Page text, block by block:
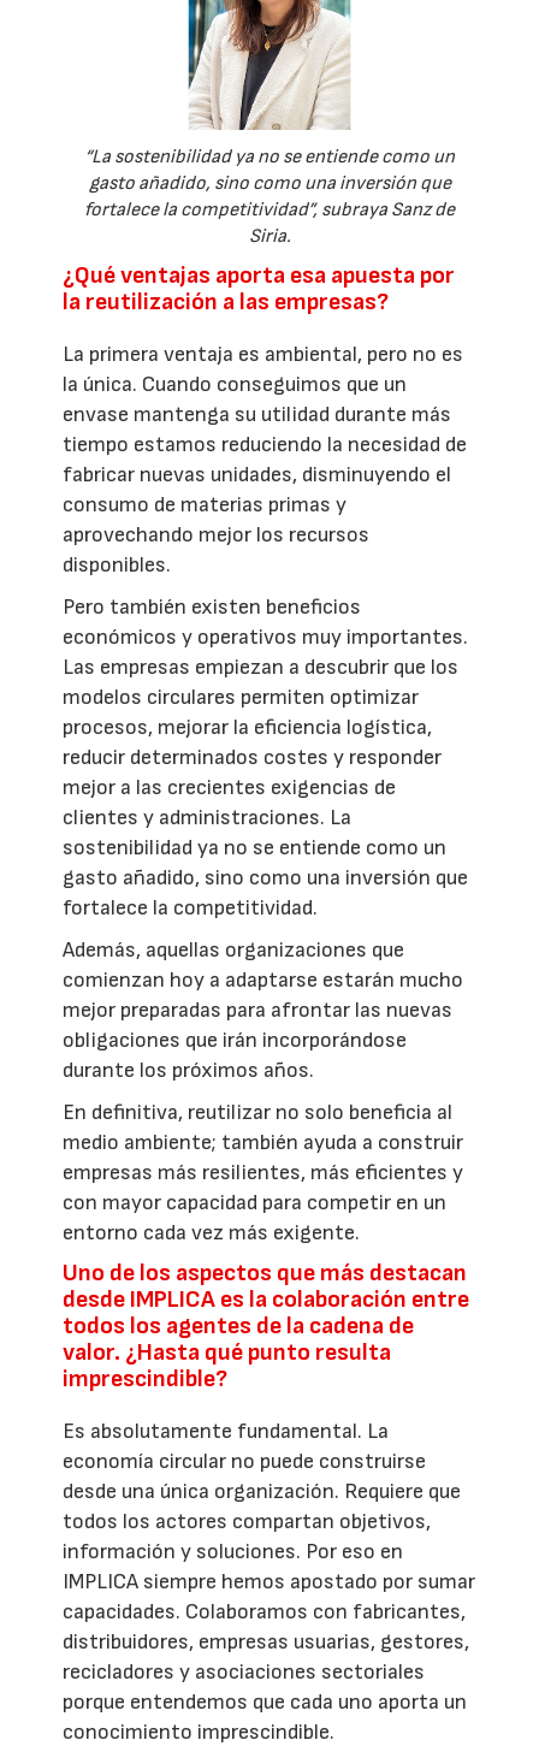
“La sostenibilidad ya no se entiende como un
gasto añadido, sino como una inversión que
fortalece la competitividad”, subraya Sanz de
Siria.
¿Qué ventajas aporta esa apuesta por
la reutilización a las empresas?
La primera ventaja es ambiental, pero no es
la única. Cuando conseguimos que un
envase mantenga su utilidad durante más
tiempo estamos reduciendo la necesidad de
fabricar nuevas unidades, disminuyendo el
consumo de materias primas y
aprovechando mejor los recursos
disponibles.
Pero también existen beneficios
económicos y operativos muy importantes.
Las empresas empiezan a descubrir que los
modelos circulares permiten optimizar
procesos, mejorar la eficiencia logística,
reducir determinados costes y responder
mejor a las crecientes exigencias de
clientes y administraciones. La
sostenibilidad ya no se entiende como un
gasto añadido, sino como una inversión que
fortalece la competitividad.
Además, aquellas organizaciones que
comienzan hoy a adaptarse estarán mucho
mejor preparadas para afrontar las nuevas
obligaciones que irán incorporándose
durante los próximos años.
En definitiva, reutilizar no solo beneficia al
medio ambiente; también ayuda a construir
empresas más resilientes, más eficientes y
con mayor capacidad para competir en un
entorno cada vez más exigente.
Uno de los aspectos que más destacan
desde IMPLICA es la colaboración entre
todos los agentes de la cadena de
valor. ¿Hasta qué punto resulta
imprescindible?
Es absolutamente fundamental. La
economía circular no puede construirse
desde una única organización. Requiere que
todos los actores compartan objetivos,
información y soluciones. Por eso en
IMPLICA siempre hemos apostado por sumar
capacidades. Colaboramos con fabricantes,
distribuidores, empresas usuarias, gestores,
recicladores y asociaciones sectoriales
porque entendemos que cada uno aporta un
conocimiento imprescindible.